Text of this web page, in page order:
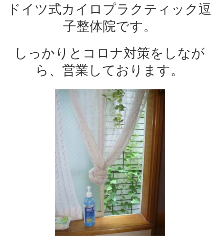
ドイツ式カイロプラクティック逗
子整体院です。
しっかりとコロナ対策をしなが
ら、営業しております。